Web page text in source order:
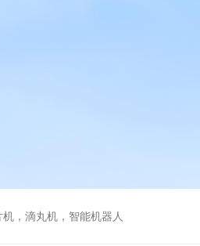
，滴丸机，智能机器人